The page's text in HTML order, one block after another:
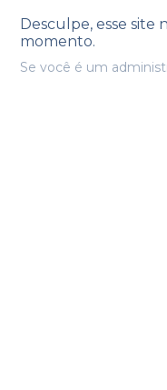
Desculpe, esse site
momento.
Se você é um